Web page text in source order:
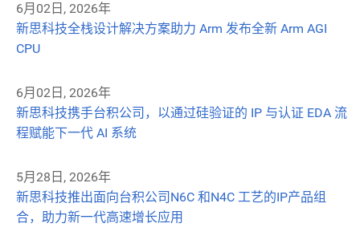
6月02日, 2026年
新思科技全栈设计解决方案助力 Arm 发布全新 Arm AGI
CPU
6月02日, 2026年
新思科技携手台积公司，以通过硅验证的 IP 与认证 EDA 流
程赋能下一代 AI 系统
5月28日, 2026年
新思科技推出面向台积公司N6C 和N4C 工艺的IP产品组
合，助力新一代高速增长应用